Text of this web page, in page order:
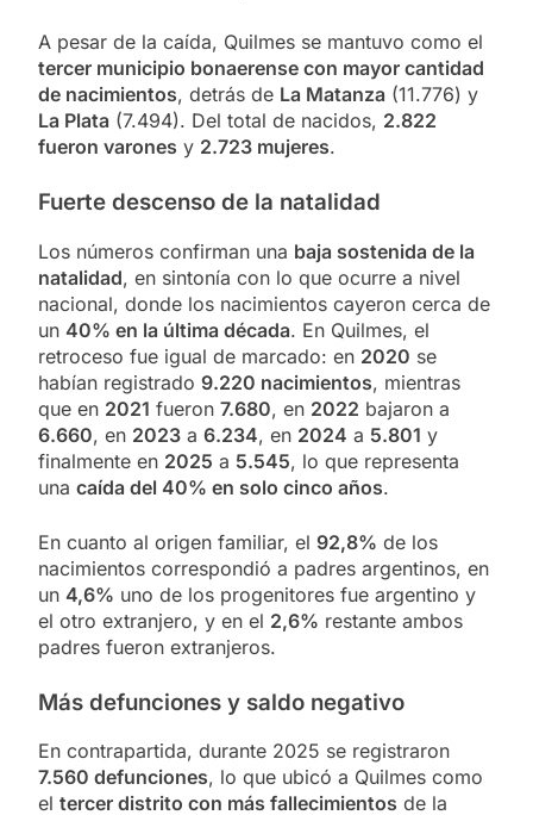
A pesar de la caída, Quilmes se mantuvo como el
tercer municipio bonaerense con mayor cantidad
de nacimientos, detrás de La Matanza (11.776) y
La Plata (7.494). Del total de nacidos, 2.822
fueron varones y 2.723 mujeres.
Fuerte descenso de la natalidad
Los números confirman una baja sostenida de la
natalidad, en sintonía con lo que ocurre a nivel
nacional, donde los nacimientos cayeron cerca de
un 40% en la última década. En Quilmes, el
retroceso fue igual de marcado: en 2020 se
habían registrado 9.220 nacimientos, mientras
que en 2021 fueron 7.680, en 2022 bajaron a
6.660, en 2023 a 6.234, en 2024 a 5.801 y
finalmente en 2025 a 5.545, lo que representa
una caída del 40% en solo cinco años.
En cuanto al origen familiar, el 92,8% de los
nacimientos correspondió a padres argentinos, en
un 4,6% uno de los progenitores fue argentino y
el otro extranjero, y en el 2,6% restante ambos
padres fueron extranjeros.
Más defunciones y saldo negativo
En contrapartida, durante 2025 se registraron
7.560 defunciones, lo que ubicó a Quilmes como
el tercer distrito con más fallecimientos de la